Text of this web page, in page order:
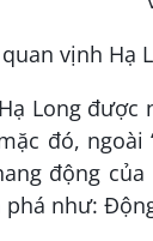
quan vịnh Hạ
Long
đó, ngoài
động
phá như: